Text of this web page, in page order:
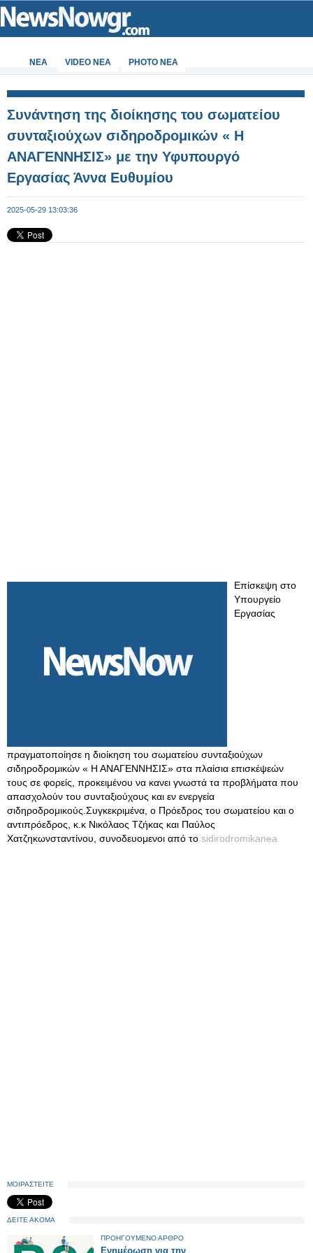
ΝΕΑ VIDEO NEA PHOTO NEA
Συνάντηση της διοίκησης του σωματείου
συνταξιούχων σιδηροδρομικών « Η
ΑΝΑΓΕΝΝΗΣΙΣ» με την Υφυπουργό
Εργασίας Άννα Ευθυμίου
2025-05-29 13:03:36
Επίσκεψη στο
Υπουργείο
Εργασίας
πραγματοποίησε η διοίκηση του σωματείου συνταξιούχων
σιδηροδρομικών « Η ΑΝΑΓΕΝΝΗΣΙΣ» στα πλαίσια επισκέψεών
τους σε φορείς, προκειμένου να κανει γνωστά τα προβλήματα που
απασχολούν του συνταξιούχους και εν ενεργεία
σιδηροδρομικούς.Συγκεκριμένα, ο Πρόεδρος του σωματείου και ο
αντιπρόεδρος, κ.κ Νικόλαος Τζήκας και Παύλος
Χατζηκωνσταντίνου, συνοδευομενοι από το sidirodromikanea
ΜΟΙΡΑΣΤΕΙΤΕ
ΔΕΙΤΕ ΑΚΟΜΑ
ΠΡΟΗΓΟΥΜΕΝΟ ΑΡΘΡΟ
Ενημέρωση για την